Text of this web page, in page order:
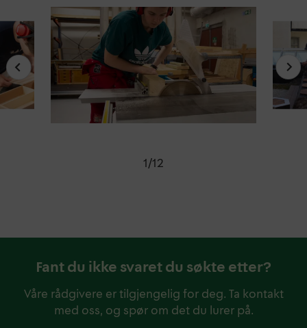
1/12
Fant du ikke svaret du søkte etter?
Våre rådgivere er tilgjengelig for deg. Ta kontakt
med oss, og spør om det du lurer på.